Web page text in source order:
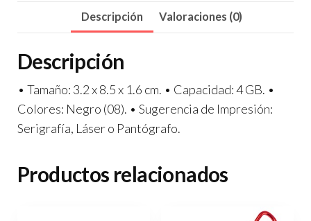
Descripción Valoraciones (0)
Descripción
• Tamaño: 3.2 x 8.5 x 1.6 cm. • Capacidad: 4 GB. •
Colores: Negro (08). • Sugerencia de Impresión:
Serigrafía, Láser o Pantógrafo.
Productos relacionados